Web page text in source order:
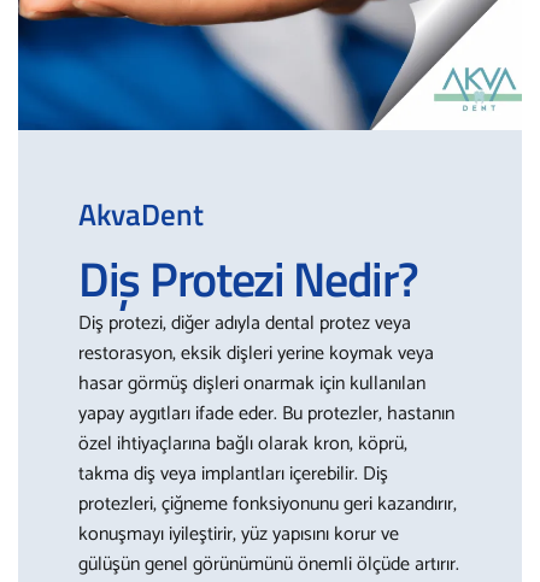
AkvaDent
Diş Protezi Nedir?
Diş protezi, diğer adıyla dental protez veya
restorasyon, eksik dişleri yerine koymak veya
hasar görmüş dişleri onarmak için kullanılan
yapay aygıtları ifade eder. Bu protezler, hastanın
özel ihtiyaçlarına bağlı olarak kron, köprü,
takma diş veya implantları içerebilir. Diş
protezleri, çiğneme fonksiyonunu geri kazandırır,
konuşmayı iyileştirir, yüz yapısını korur ve
gülüşün genel görünümünü önemli ölçüde artırır.